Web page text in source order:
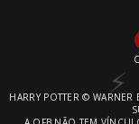
HARRY POTTER ©